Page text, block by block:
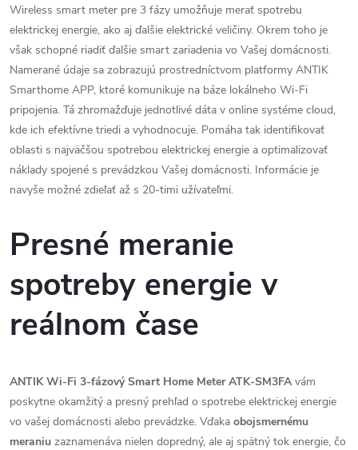
Wireless smart meter pre 3 fázy umožňuje merať spotrebu
elektrickej energie, ako aj ďalšie elektrické veličiny. Okrem toho je
však schopné riadiť ďalšie smart zariadenia vo Vašej domácnosti.
Namerané údaje sa zobrazujú prostredníctvom platformy ANTIK
Smarthome APP, ktoré komunikuje na báze lokálneho Wi-Fi
pripojenia. Tá zhromažďuje jednotlivé dáta v online systéme cloud,
kde ich efektívne triedi a vyhodnocuje. Pomáha tak identifikovať
oblasti s najväčšou spotrebou elektrickej energie a optimalizovať
náklady spojené s prevádzkou Vašej domácnosti. Informácie je
navyše možné zdieľať až s 20-timi užívateľmi.
Presné meranie
spotreby energie v
reálnom čase
ANTIK Wi-Fi 3-fázový Smart Home Meter ATK-SM3FA vám
poskytne okamžitý a presný prehľad o spotrebe elektrickej energie
vo vašej domácnosti alebo prevádzke. Vďaka obojsmernému
meraniu zaznamenáva nielen dopredný, ale aj spätný tok energie, čo